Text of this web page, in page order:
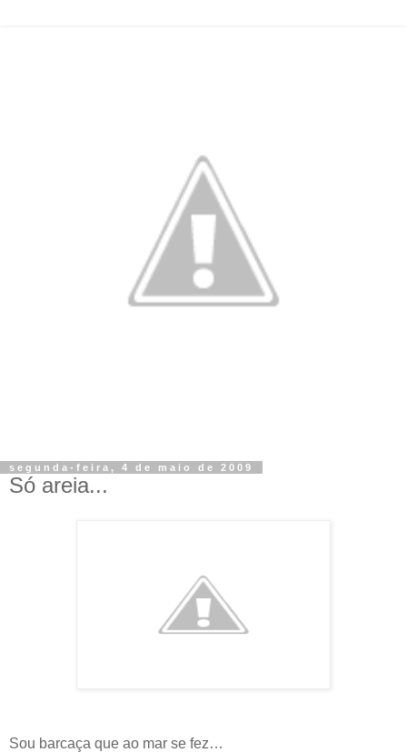
segunda-feira, 4 de maio de 2009
Só areia...
Sou barcaça que ao mar se fez…